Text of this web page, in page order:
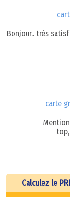
Bonjour.. très
carte
Calculez le